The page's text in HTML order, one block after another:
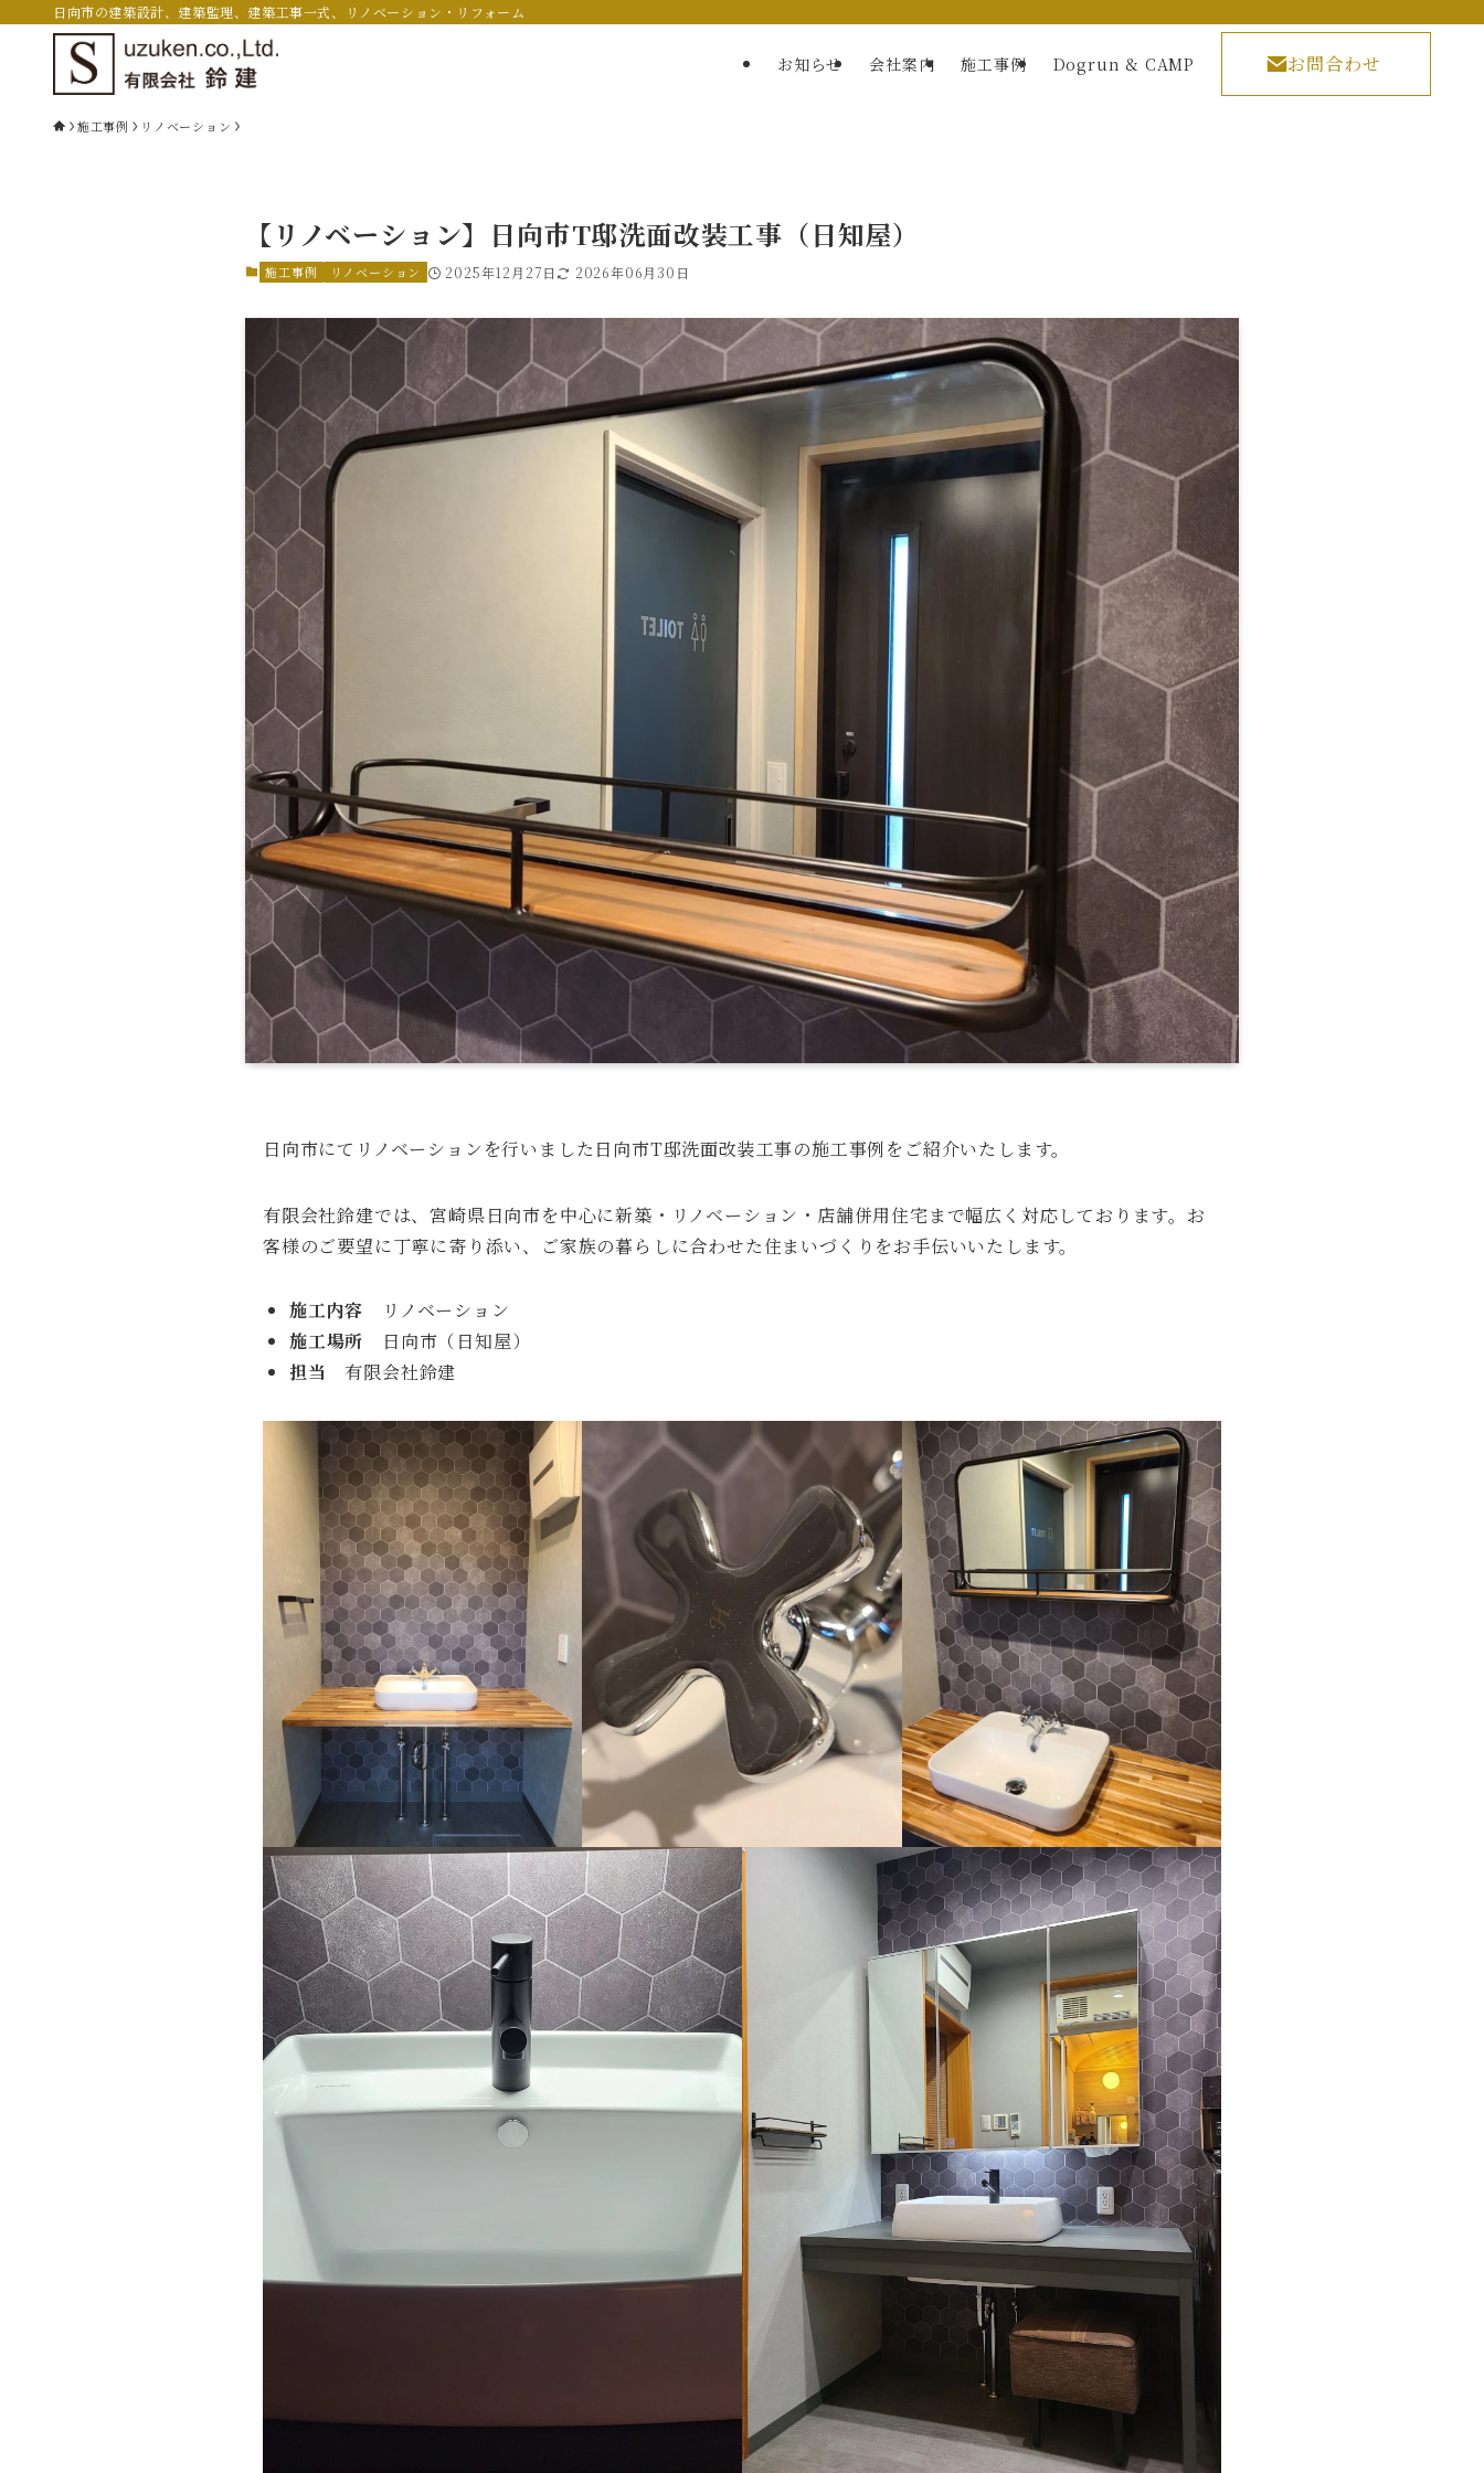
日向市の建築設計、建築監理、建築工事一式、リノベーション・リフォーム
お知らせ 会社案内 施工事例 Dogrun & CAMP お問合わせ
施工事例 リノベーション
【リノベーション】日向市T邸洗面改装工事（日知屋）
施工事例 リノベーション 2025年12月27日 2026年06月30日
日向市にてリノベーションを行いました日向市T邸洗面改装工事の施工事例をご紹介いたします。
有限会社鈴建では、宮崎県日向市を中心に新築・リノベーション・店舗併用住宅まで幅広く対応しております。お
客様のご要望に丁寧に寄り添い、ご家族の暮らしに合わせた住まいづくりをお手伝いいたします。
施工内容 リノベーション
施工場所 日向市（日知屋）
担当 有限会社鈴建